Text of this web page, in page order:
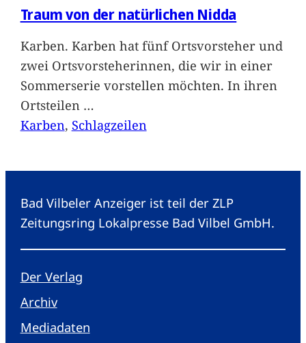
Traum von der natürlichen Nidda
Karben. Karben hat fünf Ortsvorsteher und
zwei Ortsvorsteherinnen, die wir in einer
Sommerserie vorstellen möchten. In ihren
Ortsteilen …
Karben, Schlagzeilen
Bad Vilbeler Anzeiger ist teil der ZLP
Zeitungsring Lokalpresse Bad Vilbel GmbH.
Der Verlag
Archiv
Mediadaten